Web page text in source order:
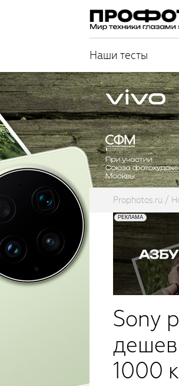
Наши тесты
Prophotos.ru
Sony
1000